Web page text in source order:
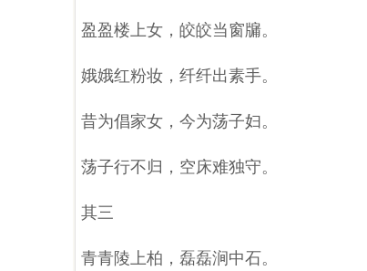
盈盈楼上女，皎皎当窗牖。
娥娥红粉妆，纤纤出素手。
昔为倡家女，今为荡子妇。
荡子行不归，空床难独守。
其三
青青陵上柏，磊磊涧中石。